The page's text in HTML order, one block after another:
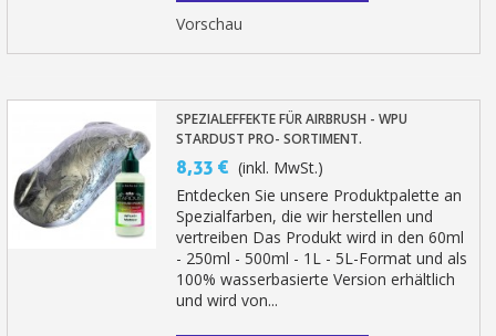
Vorschau
SPEZIALEFFEKTE FÜR AIRBRUSH - WPU
STARDUST PRO- SORTIMENT.
8,33 € (inkl. MwSt.)
Entdecken Sie unsere Produktpalette an
Spezialfarben, die wir herstellen und
vertreiben Das Produkt wird in den 60ml
- 250ml - 500ml - 1L - 5L-Format und als
100% wasserbasierte Version erhältlich
und wird von...